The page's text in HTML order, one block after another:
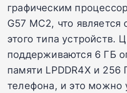
графическим
G57 MC2, что
этого типа устройств.
поддерживаются 6 ГБ
памяти LPDDR4X и 256
телефона, и это можно